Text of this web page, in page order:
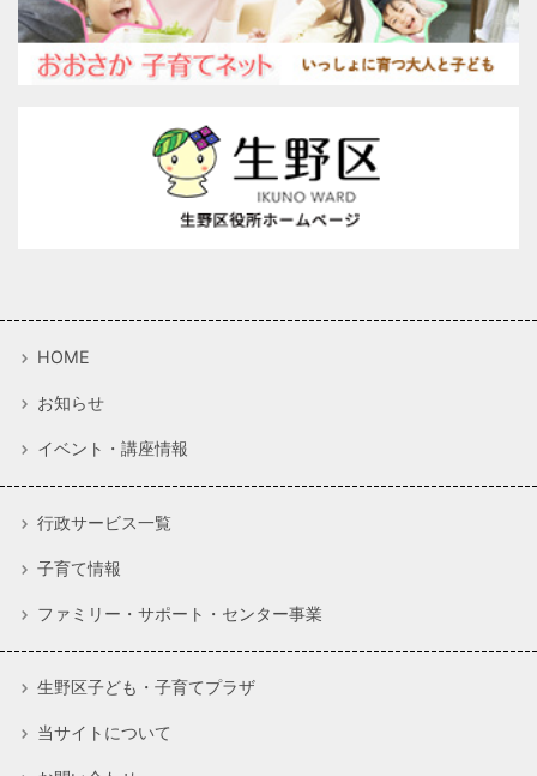
HOME
お知らせ
イベント・講座情報
行政サービス一覧
子育て情報
ファミリー・サポート・センター事業
生野区子ども・子育てプラザ
当サイトについて